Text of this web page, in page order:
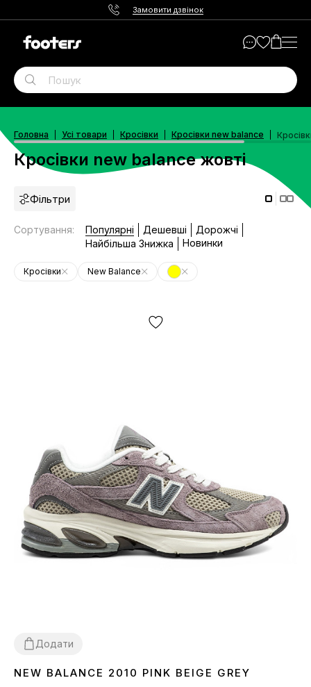
Замовити дзвінок
Головна Усі товари Кросівки Кросівки new balance
Кросівки new balance жовті
Фільтри
Сортування: Популярні Дешевші
Дорожчі
Найбільша Знижка
Новинки
Кросівки New Balance
Додати
3637 38394041
NEW BALANCE 2010 PINK BEIGE GREY